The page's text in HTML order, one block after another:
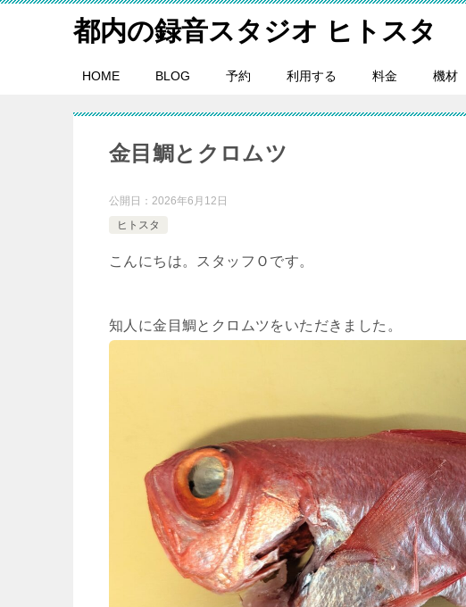
都内の録音スタジオ ヒトスタ
HOME BLOG 予約 利用する 料金 機材
金目鯛とクロムツ
公開日： 2026年6月12日
ヒトスタ
こんにちは。スタッフＯです。
知人に金目鯛とクロムツをいただきました。